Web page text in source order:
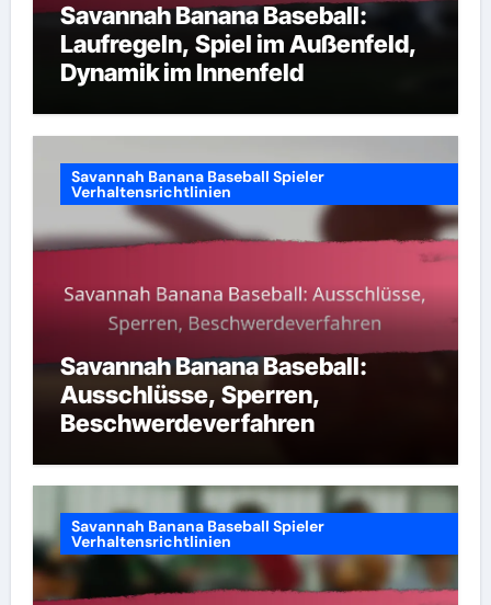
Savannah Banana Baseball:
Laufregeln, Spiel im Außenfeld,
Dynamik im Innenfeld
Savannah Banana Baseball Spieler
Verhaltensrichtlinien
Savannah Banana Baseball:
Ausschlüsse, Sperren,
Beschwerdeverfahren
Savannah Banana Baseball Spieler
Verhaltensrichtlinien